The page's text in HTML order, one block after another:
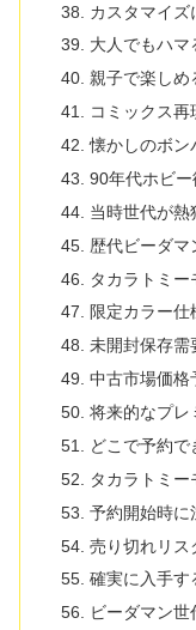
カスタマイズ
大人でもハマ
親子で楽しめ
コミックス再
懐かしのボン
90年代ホビ
当時世代が熱
歴代ビーダマ
タカラトミ
限定カラー仕
未開封保存需
中古市場価格
将来的なプレ
どこで予約で
タカラトミ
予約開始時に
売り切れリス
確実に入手す
ビーダマン